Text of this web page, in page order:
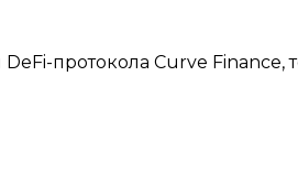
протокола Curve